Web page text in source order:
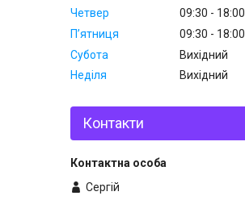
Четвер
09:30
18:00
Пʼятниця
09:30
18:00
Субота
Вихідний
Неділя
Вихідний
Контакти
Сергій